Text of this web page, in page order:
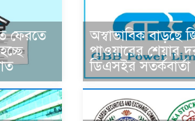
ফেরতে
অস্বাভাবিক বাড়ছে
পাওয়ারের শেয়ার
ডিএসইর সতর্কবার্তা